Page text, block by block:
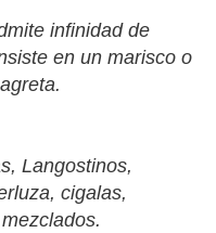
infinidad de
en un marisco o
Langostinos,
cigalas,